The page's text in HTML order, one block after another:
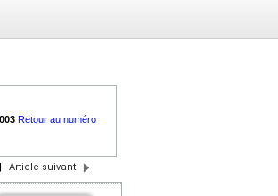
Retour au numéro
| Article suivant